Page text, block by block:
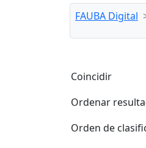
FAUBA Digital
Coincidir
Ordenar
Orden de